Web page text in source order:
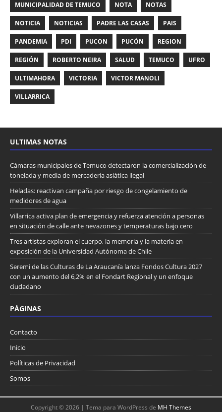
MUNICIPALIDAD DE TEMUCO NOTA NOTAS
NOTICIA NOTICIAS PADRE LAS CASAS PAIS
PANDEMIA PDI PUCON PUCÓN REGION
REGIÓN ROBERTO NEIRA SALUD TEMUCO UFRO
ULTIMAHORA VICTORIA VICTOR MANOLI
VILLARRICA
ULTIMAS NOTAS
Cámaras municipales de Temuco detectaron la comercialización de
tonelada y media de mercadería asiática ilegal
Heladas: reactivan campaña por riesgo de congelamiento de
medidores de agua
Villarrica activa plan de emergencia y refuerza atención a personas
en situación de calle ante nevazones y temperaturas bajo cero
Tres artistas exploran el cuerpo, la memoria y la materia en
exposición de la Universidad Autónoma de Chile
Seremi de las Culturas de La Araucanía lanza Fondos Cultura 2027
con un aumento del 6,2% en el Fondart Regional y un enfoque
ciudadano
PÁGINAS
Contacto
Inicio
Políticas de Privacidad
Somos
Copyright © 2026 | Tema para WordPress de MH Themes